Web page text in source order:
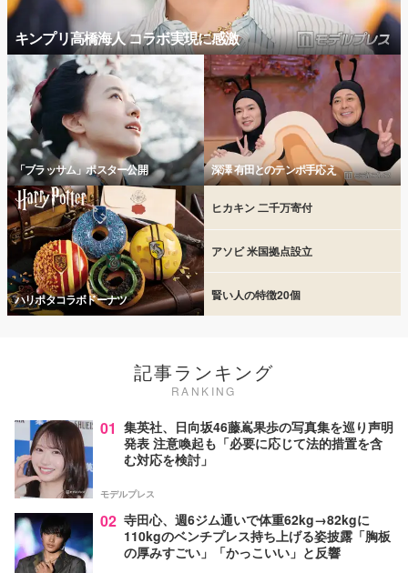
キンプリ高橋海人 コラボ実現に感激
「ブラッサム」ポスター公開 深澤 有田とのテンポ手応え
ハリポタコラボドーナツ
ヒカキン 二千万寄付
アソビ 米国拠点設立
賢い人の特徴20個
記事ランキング
RANKING
01 集英社、日向坂46藤嶌果歩の写真集を巡り声明
発表 注意喚起も「必要に応じて法的措置を含
む対応を検討」
モデルプレス
02 寺田心、週6ジム通いで体重62kg→82kgに
110kgのベンチプレス持ち上げる姿披露「胸板
の厚みすごい」「かっこいい」と反響